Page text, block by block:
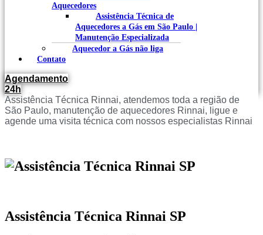
Aquecedores
Assistência Técnica de
Aquecedores a Gás em São Paulo |
Manutenção Especializada
Aquecedor a Gás não liga
Contato
Agendamento
24h
Assistência Técnica Rinnai, atendemos toda a região de
São Paulo, manutenção de aquecedores Rinnai, ligue e
agende uma visita técnica com nossos especialistas Rinnai
Assistência Técnica Rinnai SP